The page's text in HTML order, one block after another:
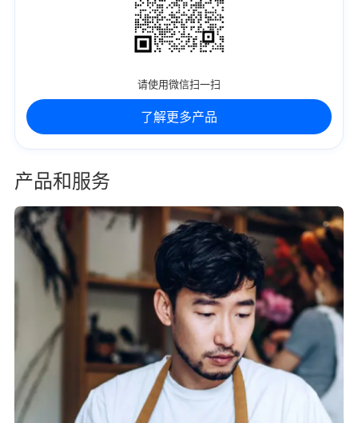
请使用微信扫一扫
了解更多产品
产品和服务